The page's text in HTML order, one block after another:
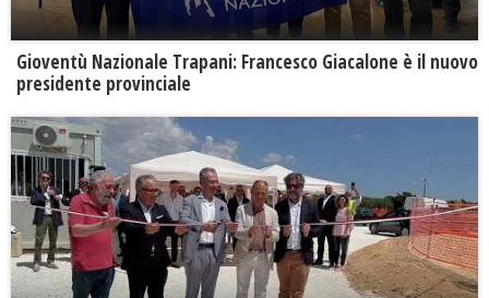
Gioventù Nazionale Trapani: Francesco Giacalone è il nuovo
presidente provinciale